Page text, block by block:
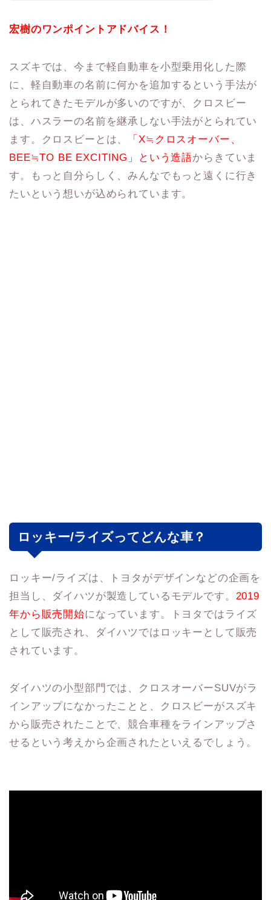
宏樹のワンポイントアドバイス！
スズキでは、今まで軽自動車を小型乗用化した際
に、軽自動車の名前に何かを追加するという手法が
とられてきたモデルが多いのですが、クロスビー
は、ハスラーの名前を継承しない手法がとられてい
ます。クロスビーとは、
「X≒クロスオーバー、
BEE≒TO BE EXCITING」という造語からきていま
す。もっと自分らしく、みんなでもっと遠くに行き
たいという想いが込められています。
ロッキー/ライズってどんな車？
ロッキー/ライズは、トヨタがデザインなどの企画を
担当し、ダイハツが製造しているモデルです。 2019
年から販売開始になっています。トヨタではライズ
として販売され、ダイハツではロッキーとして販売
されています。
ダイハツの小型部門では、クロスオーバーSUVがラ
インアップになかったことと、クロスビーがスズキ
から販売されたことで、競合車種をラインアップさ
せるという考えから企画されたといえるでしょう。